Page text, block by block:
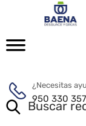
¿Necesitas
950 330 357